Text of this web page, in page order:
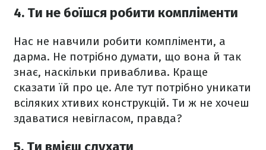
4. Ти не боїшся робити компліменти
Нас не навчили робити компліменти, а
дарма. Не потрібно думати, що вона й так
знає, наскільки приваблива. Краще
сказати їй про це. Але тут потрібно уникати
всіляких хтивих конструкцій. Ти ж не хочеш
здаватися невігласом, правда?
5. Ти вмієш слухати